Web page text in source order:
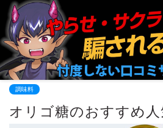
調味料
オリゴ糖のおすすめ